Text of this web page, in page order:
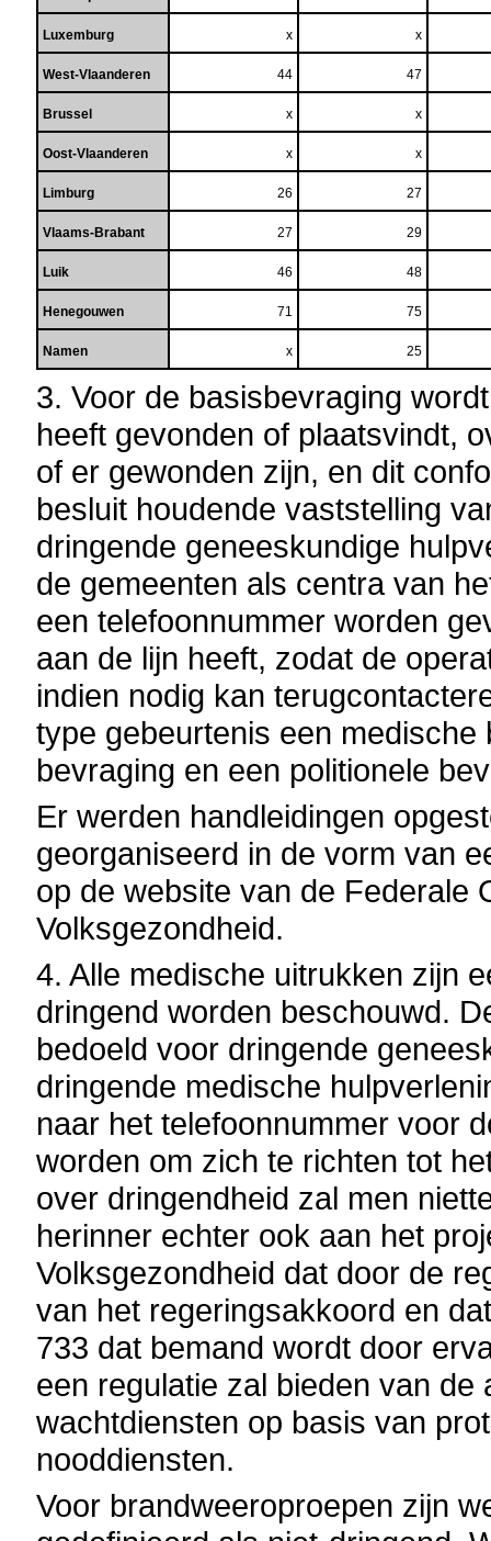
Luxemburg x x
West-Vlaanderen 44 47
Brussel x x
Oost-Vlaanderen x x
Limburg 26 27
Vlaams-Brabant 27 29
Luik 46 48
Henegouwen 71 75
Namen x 25
3. Voor de basisbevraging
heeft gevonden of plaatsvindt,
of er gewonden zijn, en dit
besluit houdende vaststelling
dringende geneeskundige
de gemeenten als centra van
een telefoonnummer worden
aan de lijn heeft, zodat de
indien nodig kan
type gebeurtenis een
bevraging en een politionele
Er werden handleidingen
georganiseerd in de vorm van
op de website van de Federale
Volksgezondheid.
4. Alle medische uitrukken zijn
dringend worden beschouwd.
bedoeld voor dringende
dringende medische
naar het telefoonnummer voor
worden om zich te richten tot
over dringendheid zal men
herinner echter ook aan het
Volksgezondheid dat door de
van het regeringsakkoord en
733 dat bemand wordt door
een regulatie zal bieden van
wachtdiensten op basis van
nooddiensten.
Voor brandweeroproepen zijn